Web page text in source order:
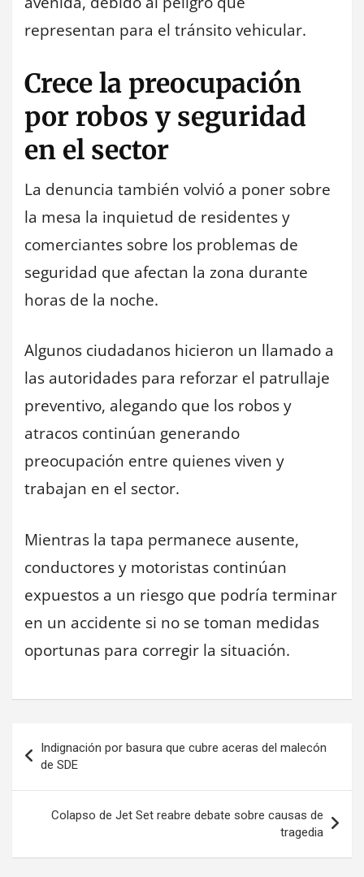
representan para el tránsito vehicular.
Crece la preocupación
por robos y seguridad
en el sector
La denuncia también volvió a poner sobre
la mesa la inquietud de residentes y
comerciantes sobre los problemas de
seguridad que afectan la zona durante
horas de la noche.
Algunos ciudadanos hicieron un llamado a
las autoridades para reforzar el patrullaje
preventivo, alegando que los robos y
atracos continúan generando
preocupación entre quienes viven y
trabajan en el sector.
Mientras la tapa permanece ausente,
conductores y motoristas continúan
expuestos a un riesgo que podría terminar
en un accidente si no se toman medidas
oportunas para corregir la situación.
Navegación
de
entradas
Indignación por basura que cubre aceras del malecón
de SDE
Colapso de Jet Set reabre debate sobre causas de
tragedia